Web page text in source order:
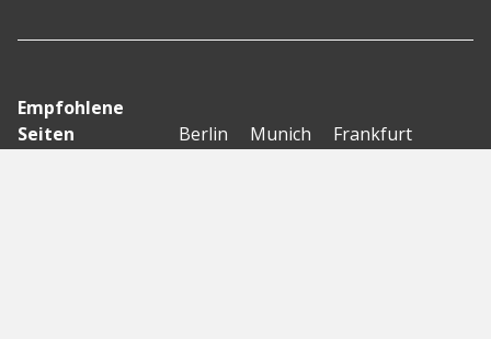
Empfohlene
Seiten
Berlin Munich
Frankfurt